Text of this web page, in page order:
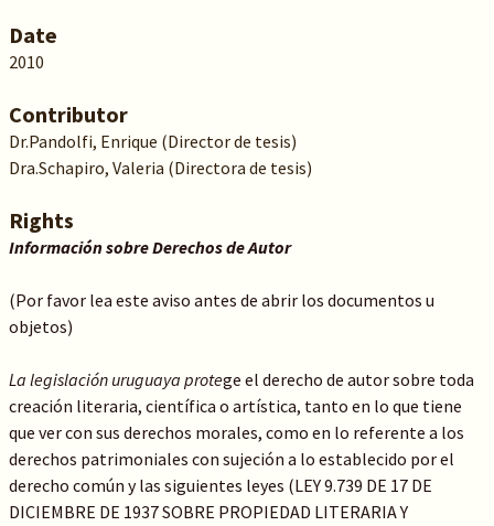
Date
2010
Contributor
Dr.Pandolfi, Enrique (Director de tesis)
Dra.Schapiro, Valeria (Directora de tesis)
Rights
Información sobre Derechos de Autor
(Por favor lea este aviso antes de abrir los documentos u
objetos)
La legislación uruguaya protege el derecho de autor sobre toda
creación literaria, científica o artística, tanto en lo que tiene
que ver con sus derechos morales, como en lo referente a los
derechos patrimoniales con sujeción a lo establecido por el
derecho común y las siguientes leyes (LEY 9.739 DE 17 DE
DICIEMBRE DE 1937 SOBRE PROPIEDAD LITERARIA Y